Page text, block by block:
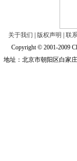
关于我们 版权声明
联
Copyright © 2001-2009
地址：北京市朝阳区白家